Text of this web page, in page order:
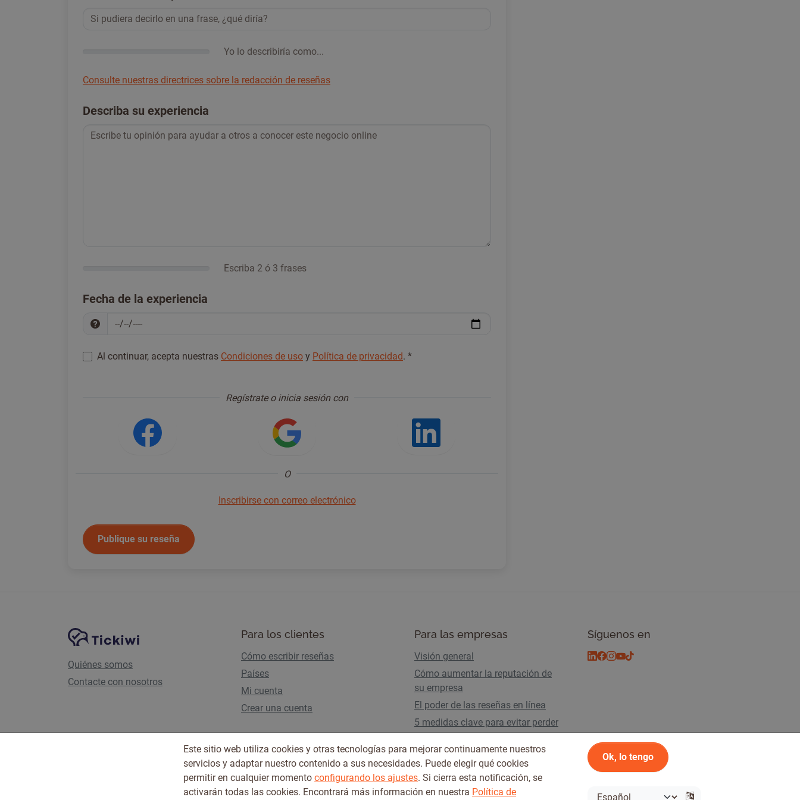
Yo lo describiría como...
Consulte nuestras directrices sobre la redacción de reseñas
Describa su experiencia
Escriba 2 ó 3 frases
Fecha de la experiencia
Al continuar, acepta nuestras Condiciones de uso y Política de privacidad. *
Regístrate o inicia sesión con
Iniciar sesión con FacebookIniciar sesión con Google
O
Inscribirse con correo electrónico
Publique su reseña
Navegación del sitioPlataforma Tickiwi
Quiénes somos
Contacte con nosotros
Para los clientes
Cómo escribir reseñas
Países
Mi cuenta
Crear una cuenta
Para las empresas
Visión general
Cómo aumentar la reputación de
su empresa
El poder de las reseñas en línea
5 medidas clave para evitar perder
tráfico por los AI Overviews
Planes y precios
Síguenos en
Este sitio web utiliza cookies y otras tecnologías para mejorar continuamente nuestros
servicios y adaptar nuestro contenido a sus necesidades. Puede elegir qué cookies
permitir en cualquier momento configurando los ajustes. Si cierra esta notificación, se
activarán todas las cookies. Encontrará más información en nuestra Política de
Ok, lo tengo